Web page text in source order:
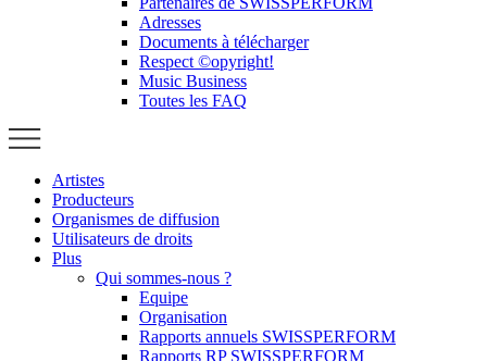
Adresses
Documents à télécharger
Respect ©opyright!
Music Business
Toutes les FAQ
Artistes
Producteurs
Organismes de diffusion
Utilisateurs de droits
Plus
Qui sommes-nous ?
Equipe
Organisation
Rapports annuels SWISSPERFORM
Rapports RP SWISSPERFORM